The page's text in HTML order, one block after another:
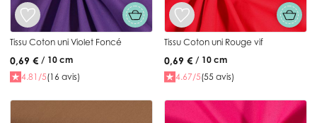
Tissu Coton uni Violet Foncé
0,69 € / 10 cm
4.81/5(16 avis)
Tissu Coton uni Rouge vif
0,69 € / 10 cm
4.67/5(55 avis)